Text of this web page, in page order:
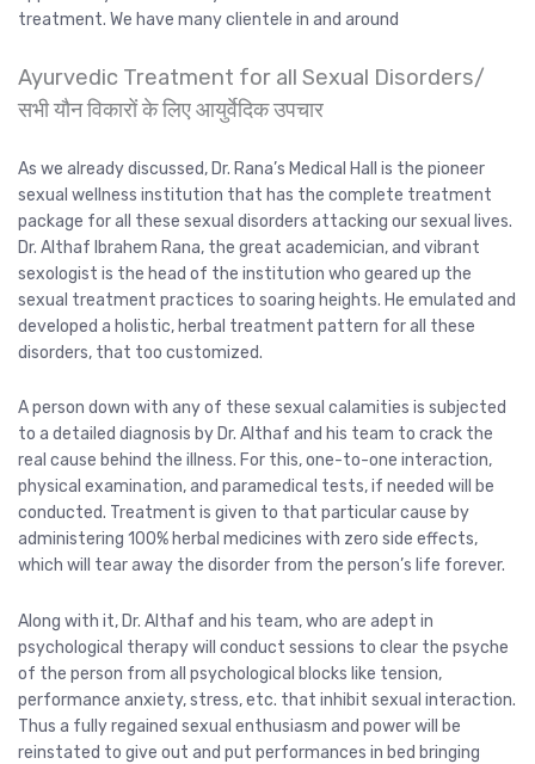
treatment. We have many clientele in and around
Ayurvedic Treatment for all Sexual Disorders/
सभी यौन विकारों के लिए आयुर्वेदिक उपचार
As we already discussed, Dr. Rana’s Medical Hall is the pioneer
sexual wellness institution that has the complete treatment
package for all these sexual disorders attacking our sexual lives.
Dr. Althaf Ibrahem Rana, the great academician, and vibrant
sexologist is the head of the institution who geared up the
sexual treatment practices to soaring heights. He emulated and
developed a holistic, herbal treatment pattern for all these
disorders, that too customized.
A person down with any of these sexual calamities is subjected
to a detailed diagnosis by Dr. Althaf and his team to crack the
real cause behind the illness. For this, one-to-one interaction,
physical examination, and paramedical tests, if needed will be
conducted. Treatment is given to that particular cause by
administering 100% herbal medicines with zero side effects,
which will tear away the disorder from the person’s life forever.
Along with it, Dr. Althaf and his team, who are adept in
psychological therapy will conduct sessions to clear the psyche
of the person from all psychological blocks like tension,
performance anxiety, stress, etc. that inhibit sexual interaction.
Thus a fully regained sexual enthusiasm and power will be
reinstated to give out and put performances in bed bringing